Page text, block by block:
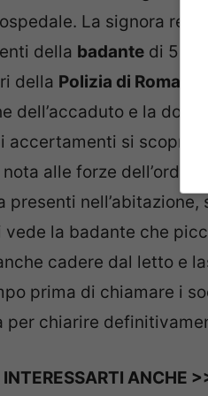
La signora
della badante di 53
della Polizia di Roma
dell’accaduto e la
accertamenti si scopre
alle forze
presenti
vede la badante che
cadere dal letto e
prima di chiamare i
per chiarire
INTERESSARTI ANCHE